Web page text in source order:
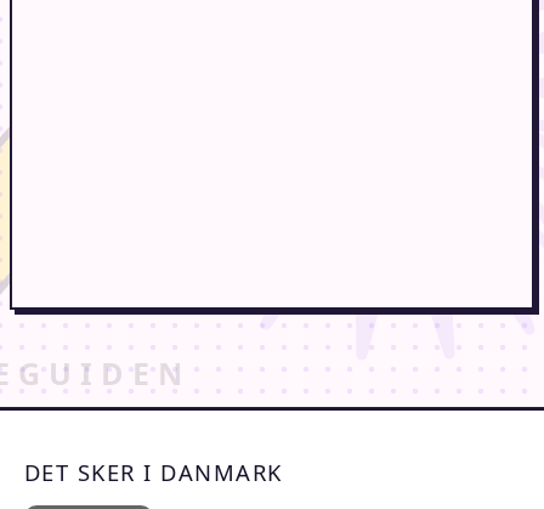
DET SKER I DANMARK